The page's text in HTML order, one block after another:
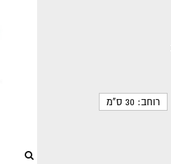
רוחב: 30 ס"מ